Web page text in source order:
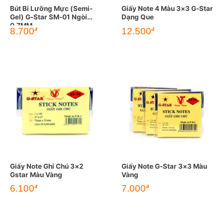
Bút Bi Lưỡng Mực (Semi-
Gel) G-Star SM-01 Ngòi
0.7MM
8.700đ
Giấy Note 4 Màu 3×3 G-Star
Dạng Que
12.500đ
Giấy Note Ghi Chú 3×2
Gstar Màu Vàng
6.100đ
Giấy Note G-Star 3×3 Màu
Vàng
7.000đ